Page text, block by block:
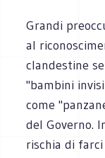
Grandi
al
clandestine
"bambini
come
del Governo.
rischia di